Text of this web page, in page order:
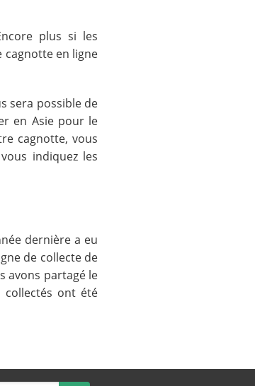
plus si les
cagnotte en ligne
sera possible de
en Asie pour le
cagnotte, vous
indiquez les
dernière a eu
de collecte de
avons partagé le
collectés ont été